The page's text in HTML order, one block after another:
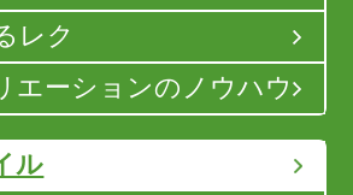
レク
エーションのノウハウ
ル